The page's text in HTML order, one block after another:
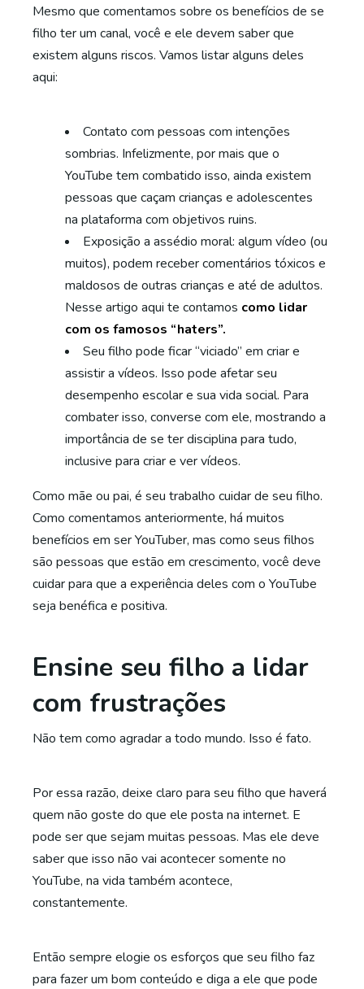
Mesmo que comentamos sobre os benefícios de se
filho ter um canal, você e ele devem saber que
existem alguns riscos. Vamos listar alguns deles
aqui:
Contato com pessoas com intenções
sombrias. Infelizmente, por mais que o
YouTube tem combatido isso, ainda existem
pessoas que caçam crianças e adolescentes
na plataforma com objetivos ruins.
Exposição a assédio moral: algum vídeo (ou
muitos), podem receber comentários tóxicos e
maldosos de outras crianças e até de adultos.
Nesse artigo aqui te contamos como lidar
com os famosos “haters”.
Seu filho pode ficar “viciado” em criar e
assistir a vídeos. Isso pode afetar seu
desempenho escolar e sua vida social. Para
combater isso, converse com ele, mostrando a
importância de se ter disciplina para tudo,
inclusive para criar e ver vídeos.
Como mãe ou pai, é seu trabalho cuidar de seu filho.
Como comentamos anteriormente, há muitos
benefícios em ser YouTuber, mas como seus filhos
são pessoas que estão em crescimento, você deve
cuidar para que a experiência deles com o YouTube
seja benéfica e positiva.
Ensine seu filho a lidar
com frustrações
Não tem como agradar a todo mundo. Isso é fato.
Por essa razão, deixe claro para seu filho que haverá
quem não goste do que ele posta na internet. E
pode ser que sejam muitas pessoas. Mas ele deve
saber que isso não vai acontecer somente no
YouTube, na vida também acontece,
constantemente.
Então sempre elogie os esforços que seu filho faz
para fazer um bom conteúdo e diga a ele que pode